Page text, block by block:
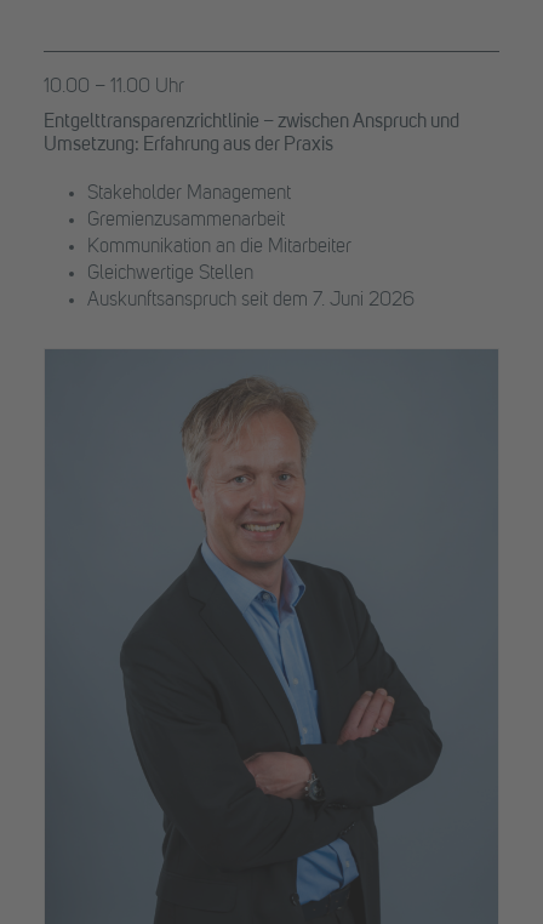
10.00 – 11.00 Uhr
Entgelttransparenzrichtlinie – zwischen Anspruch und
Umsetzung: Erfahrung aus der Praxis
Stakeholder Management
Gremienzusammenarbeit
Kommunikation an die Mitarbeiter
Gleichwertige Stellen
Auskunftsanspruch seit dem 7. Juni 2026